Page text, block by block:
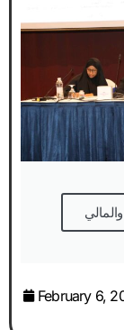
February 6,